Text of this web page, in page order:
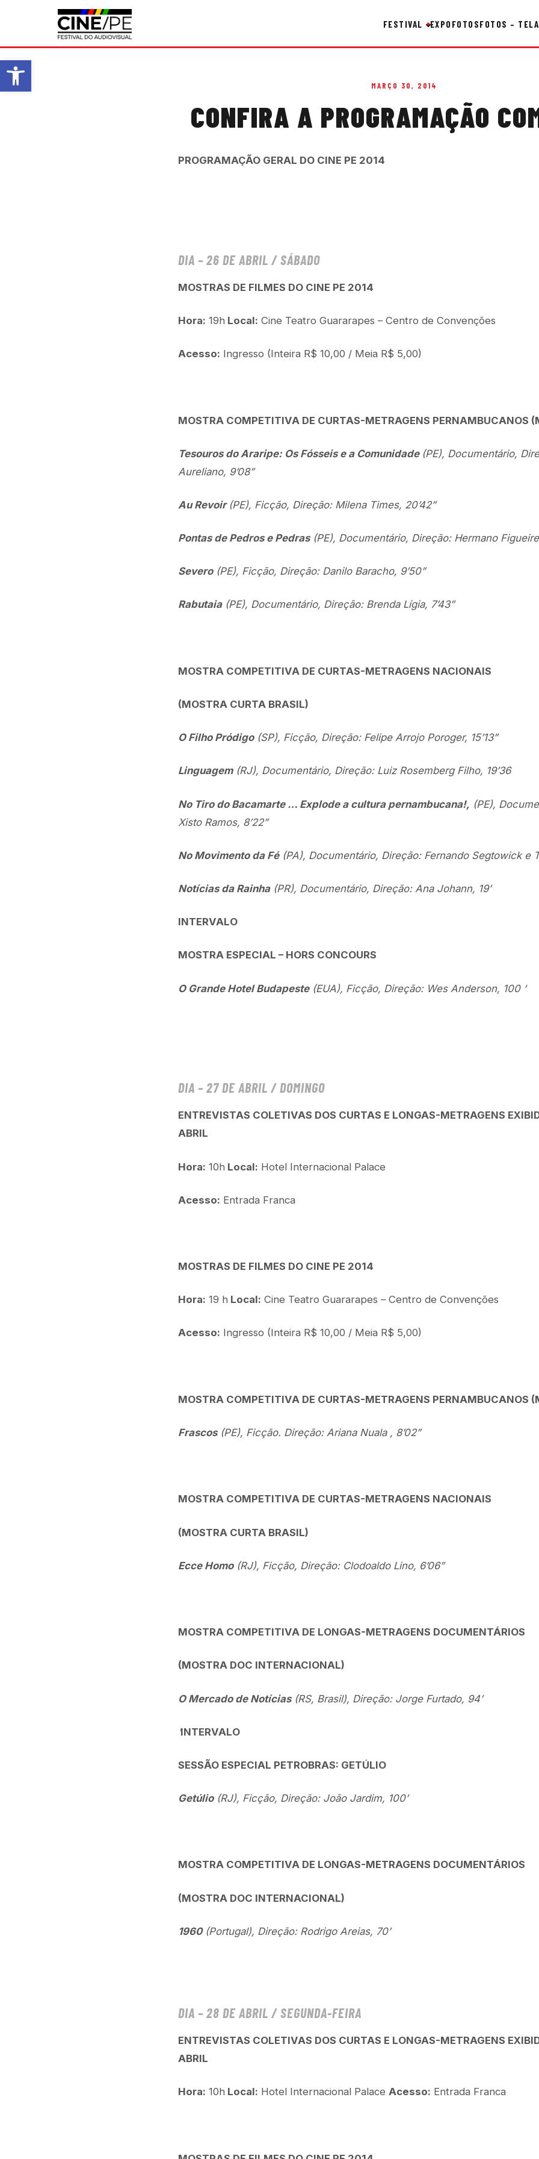
Abrir a barra de ferramentas
FESTIVAL EXPOFOTOSFOTOS – TELA
MARÇO 30, 2014
CONFIRA A PROGRAMAÇÃO
PROGRAMAÇÃO GERAL DO CINE PE 2014
DIA – 26 DE ABRIL / SÁBADO
MOSTRAS DE FILMES DO CINE PE 2014
Hora: 19h Local: Cine Teatro Guararapes – Centro de Convenções
Acesso: Ingresso (Inteira R$ 10,00 / Meia R$ 5,00)
MOSTRA COMPETITIVA DE CURTAS-METRAGENS PERNAMBUCANOS
Tesouros do Araripe: Os Fósseis e a Comunidade (PE), Documentário,
Aureliano, 9’08”
Au Revoir (PE), Ficção, Direção: Milena Times, 20’42”
Pontas de Pedros e Pedras(PE), Documentário, Direção: Hermano
Severo(PE), Ficção, Direção: Danilo Baracho, 9’50”
Rabutaia(PE), Documentário, Direção: Brenda Lígia, 7’43”
MOSTRA COMPETITIVA DE CURTAS-METRAGENS NACIONAIS
(MOSTRA CURTA BRASIL)
O Filho Pródigo(SP), Ficção, Direção: Felipe Arrojo Poroger, 15’13”
Linguagem(RJ), Documentário, Direção: Luiz Rosemberg Filho, 19’36
No Tiro do Bacamarte … Explode a cultura pernambucana!, (PE),
Xisto Ramos, 8’22”
No Movimento da Fé(PA), Documentário, Direção: Fernando Segtowick e
Notícias da Rainha(PR), Documentário, Direção: Ana Johann, 19’
INTERVALO
MOSTRA ESPECIAL – HORS CONCOURS
O Grande Hotel Budapeste(EUA), Ficção, Direção: Wes Anderson, 100 ‘
DIA – 27 DE ABRIL / DOMINGO
ENTREVISTAS COLETIVAS DOS CURTAS E LONGAS-METRAGENS
ABRIL
Hora: 10h Local: Hotel Internacional Palace
Acesso: Entrada Franca
MOSTRAS DE FILMES DO CINE PE 2014
Hora: 19 h Local: Cine Teatro Guararapes – Centro de Convenções
Acesso: Ingresso (Inteira R$ 10,00 / Meia R$ 5,00)
MOSTRA COMPETITIVA DE CURTAS-METRAGENS PERNAMBUCANOS
Frascos(PE), Ficção. Direção: Ariana Nuala , 8’02”
MOSTRA COMPETITIVA DE CURTAS-METRAGENS NACIONAIS
(MOSTRA CURTA BRASIL)
Ecce Homo(RJ), Ficção, Direção: Clodoaldo Lino, 6’06”
MOSTRA COMPETITIVA DE LONGAS-METRAGENS DOCUMENTÁRIOS
(MOSTRA DOC INTERNACIONAL)
O Mercado de Notícias(RS, Brasil), Direção: Jorge Furtado, 94’
’INTERVALO
SESSÃO ESPECIAL PETROBRAS: GETÚLIO
Getúlio(RJ), Ficção, Direção: João Jardim, 100’
MOSTRA COMPETITIVA DE LONGAS-METRAGENS DOCUMENTÁRIOS
(MOSTRA DOC INTERNACIONAL)
1960(Portugal), Direção: Rodrigo Areias, 70’
DIA – 28 DE ABRIL / SEGUNDA-FEIRA
ENTREVISTAS COLETIVAS DOS CURTAS E LONGAS-METRAGENS
ABRIL
Hora: 10h Local: Hotel Internacional Palace Acesso: Entrada Franca